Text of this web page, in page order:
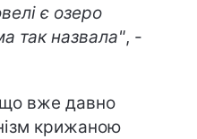
є озеро
так назвала", -
що вже давно
крижаною